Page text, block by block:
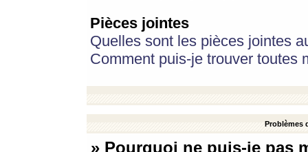
Pièces jointes
Quelles sont les pièces jointes
Comment puis-je trouver toutes
Problèmes
» Pourquoi ne puis-je pas